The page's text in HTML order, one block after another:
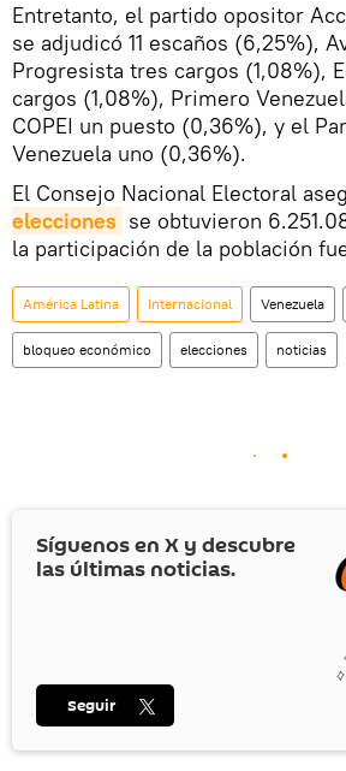
Entretanto, el partido opositor
se adjudicó 11 escaños (6,25%),
Progresista tres cargos (1,08%),
cargos (1,08%), Primero
COPEI un puesto (0,36%), y el
Venezuela uno (0,36%).
El Consejo Nacional Electoral
elecciones se obtuvieron
la participación de la población
América Latina Internacional Venezuela
bloqueo económico elecciones noticias
Síguenos en X y descubre
las últimas noticias.
Seguir